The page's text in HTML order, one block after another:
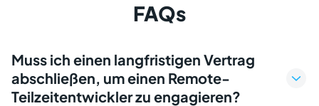
FAQs
Muss ich einen langfristigen Vertrag
abschließen, um einen Remote-
Teilzeitentwickler zu engagieren?